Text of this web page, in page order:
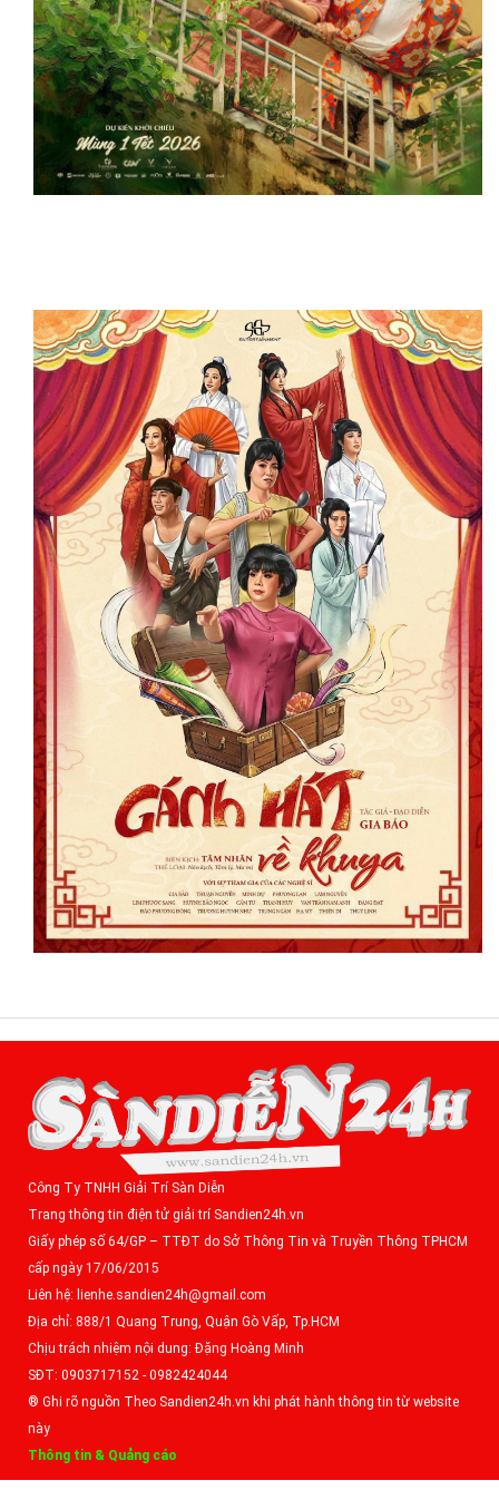
Công Ty TNHH Giải Trí Sàn Diễn
Trang thông tin điện tử giải trí Sandien24h.vn
Giấy phép số 64/GP – TTĐT do Sở Thông Tin và Truyền Thông TPHCM
cấp ngày 17/06/2015
Liên hệ: lienhe.sandien24h@gmail.com
Địa chỉ: 888/1 Quang Trung, Quận Gò Vấp, Tp.HCM
Chịu trách nhiệm nội dung: Đặng Hoàng Minh
SĐT: 0903717152 - 0982424044
® Ghi rõ nguồn Theo Sandien24h.vn khi phát hành thông tin từ website
này
Thông tin & Quảng cáo